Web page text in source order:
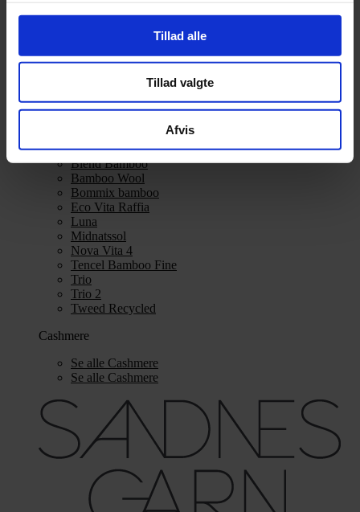
Tillad alle
Tillad valgte
Afvis
Bommix bamboo
Midnatssol
Tencel Bamboo Fine
Trio
Se alle Bæredygtigt garn
Blend Bamboo
Bamboo Wool
Bommix bamboo
Eco Vita Raffia
Luna
Midnatssol
Nova Vita 4
Tencel Bamboo Fine
Trio
Trio 2
Tweed Recycled
Cashmere
Se alle Cashmere
Se alle Cashmere